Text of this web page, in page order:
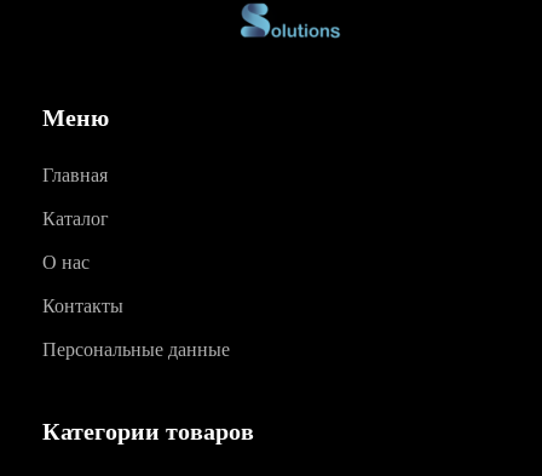
Меню
Главная
Каталог
О нас
Контакты
Персональные данные
Категории товаров